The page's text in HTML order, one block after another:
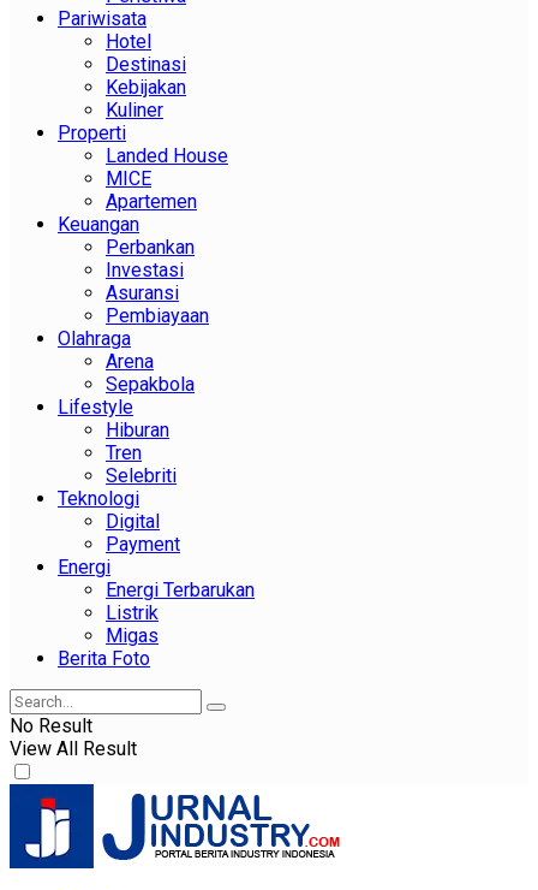
Pariwisata
Hotel
Destinasi
Kebijakan
Kuliner
Properti
Landed House
MICE
Apartemen
Keuangan
Perbankan
Investasi
Asuransi
Pembiayaan
Olahraga
Arena
Sepakbola
Lifestyle
Hiburan
Tren
Selebriti
Teknologi
Digital
Payment
Energi
Energi Terbarukan
Listrik
Migas
Berita Foto
No Result
View All Result